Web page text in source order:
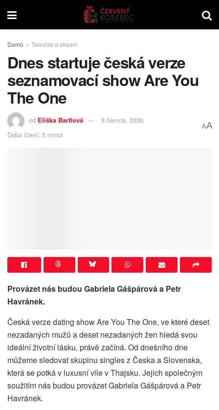
Domů Televize a stream
Dnes startuje česká verze
seznamovací show Are You
The One
od Eliška Bartlová
8 června, 2026
Doba čtení: 5 minut
AA
Provázet nás budou Gabriela Gášpárová a Petr
Havránek.
Česká verze dating show Are You The One, ve které deset
nezadaných mužů a deset nezadaných žen hledá svou
ideální životní lásku, právě začíná. Od dnešního dne
můžeme sledovat skupinu singles z Česka a Slovenska,
která se potká v luxusní vile v Thajsku. Jejich společným
soužitím nás budou provázet Gabriela Gášpárová a Petr
Havránek.